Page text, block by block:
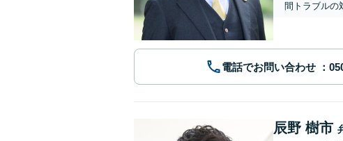
間トラブルの
電話でお問い合わせ
辰野 樹市